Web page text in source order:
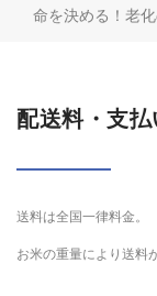
命を決める！老
配送料・支
送料は全国一律料金。
お米の重量により送料